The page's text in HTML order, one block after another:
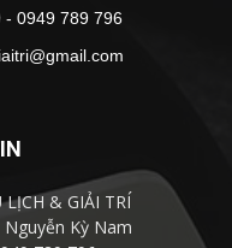
- 0949 789 796
& GIẢI TRÍ
Kỳ Nam